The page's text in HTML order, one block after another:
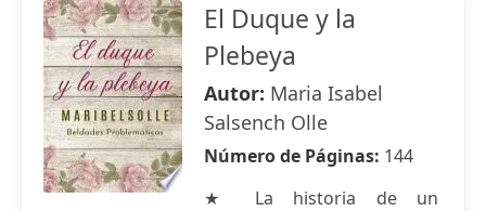
El Duque y la
Plebeya
Autor: Maria Isabel
Salsench Olle
Número de Páginas: 144
★ La historia de un